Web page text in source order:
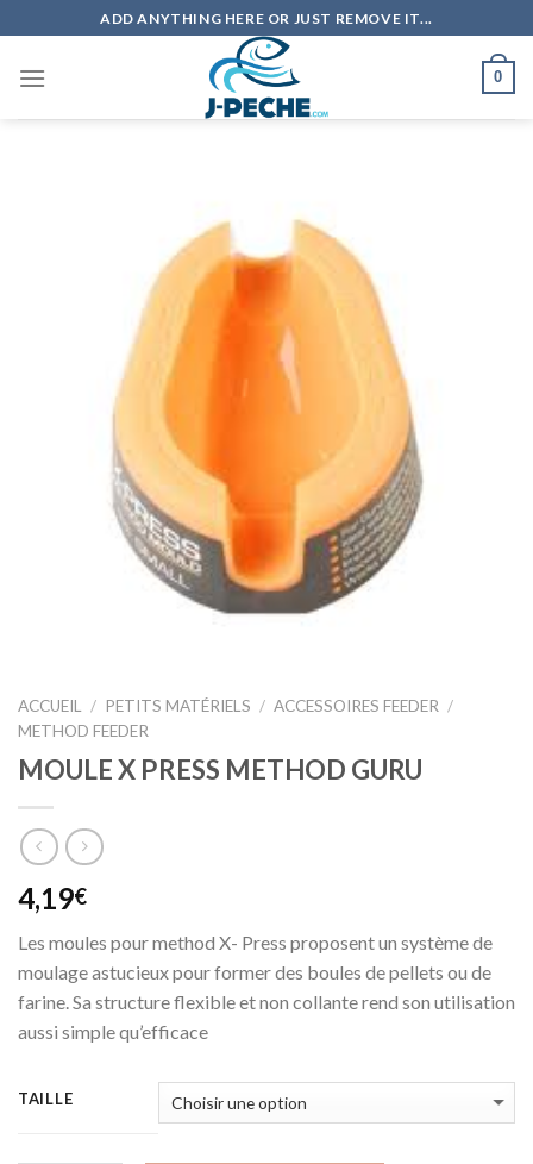
to
content
ADD ANYTHING HERE OR JUST REMOVE IT...
0
ACCUEIL / PETITS MATÉRIELS / ACCESSOIRES FEEDER /
METHOD FEEDER
MOULE X PRESS METHOD GURU
4,19€
Les moules pour method X- Press proposent un système de
moulage astucieux pour former des boules de pellets ou de
farine. Sa structure flexible et non collante rend son utilisation
aussi simple qu’efficace
TAILLE